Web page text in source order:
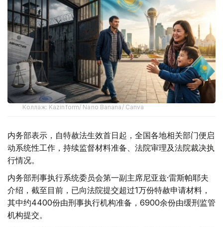
Коллаж: Kazinform/ Nano Banana/ Canva
内务部表示，自特赦法生效首日起，全国各地相关部门便启
动系统性工作，持续监督材料准备、法院审理及法院裁决执
行情况。
内务部刑事执行系统委员会第一副主席尼亚兹·雷斯帕耶夫
介绍，截至目前，已向法院提交超过1万份特赦申请材料，
其中约4400份由刑事执行机构准备，6900余份由缓刑监管
机构提交。